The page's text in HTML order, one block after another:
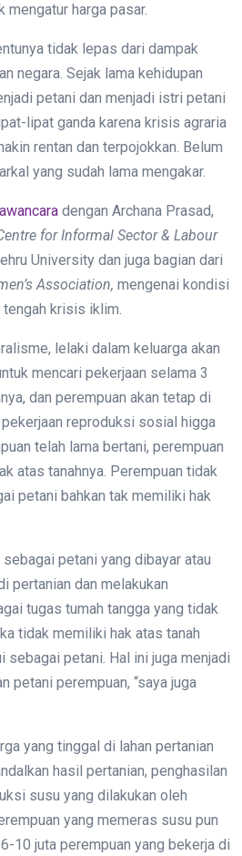
mengatur harga pasar.
tidak lepas dari dampak
negara. Sejak lama kehidupan
petani dan menjadi istri petani
lipat ganda karena krisis agraria
rentan dan terpojokkan. Belum
yang sudah lama mengakar.
dengan Archana Prasad,
for Informal Sector & Labour
University dan juga bagian dari
Association, mengenai kondisi
krisis iklim.
lelaki dalam keluarga akan
mencari pekerjaan selama 3
dan perempuan akan tetap di
reproduksi sosial higga
telah lama bertani, perempuan
atas tanahnya. Perempuan tidak
petani bahkan tak memiliki hak
petani yang dibayar atau
pertanian dan melakukan
tugas tumah tangga yang tidak
tidak memiliki hak atas tanah
sebagai petani. Hal ini juga menjadi
petani perempuan, “saya juga
yang tinggal di lahan pertanian
hasil pertanian, penghasilan
susu yang dilakukan oleh
yang memeras susu pun
10 juta perempuan yang bekerja di